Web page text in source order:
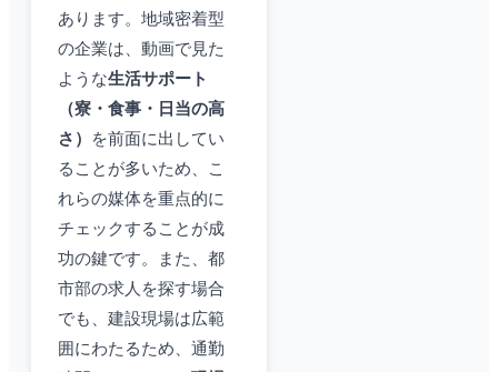
あります。地域密着型
の企業は、動画で見た
ような生活サポート
（寮・食事・日当の高
さ）
を前面に出してい
ることが多いため、こ
れらの媒体を重点的に
チェックすることが成
功の鍵です。また、都
市部の求人を探す場合
でも、建設現場は広範
囲にわたるため、通勤